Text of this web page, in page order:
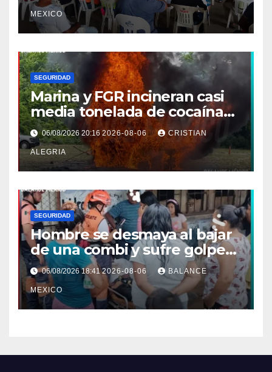
MEXICO
SEGURIDAD
Marina y FGR incineran casi
media tonelada de cocaína
asegurada frente a las costas
de Chiapas
06/08/2026 20:16 2026-08-06 CRISTIAN
ALEGRIA
SEGURIDAD
Hombre se desmaya al bajar
de una combi y sufre golpe
en la cabeza en Tapachula
06/08/2026 18:412026-08-06 BALANCE
MEXICO